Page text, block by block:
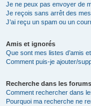
Je ne peux pas envoyer de
Je reçois sans arrêt des
J’ai reçu un spam ou un
Amis et ignorés
Que sont mes listes d’amis
Comment puis-je ajouter/
Recherche dans les forums
Comment rechercher dans
Pourquoi ma recherche ne